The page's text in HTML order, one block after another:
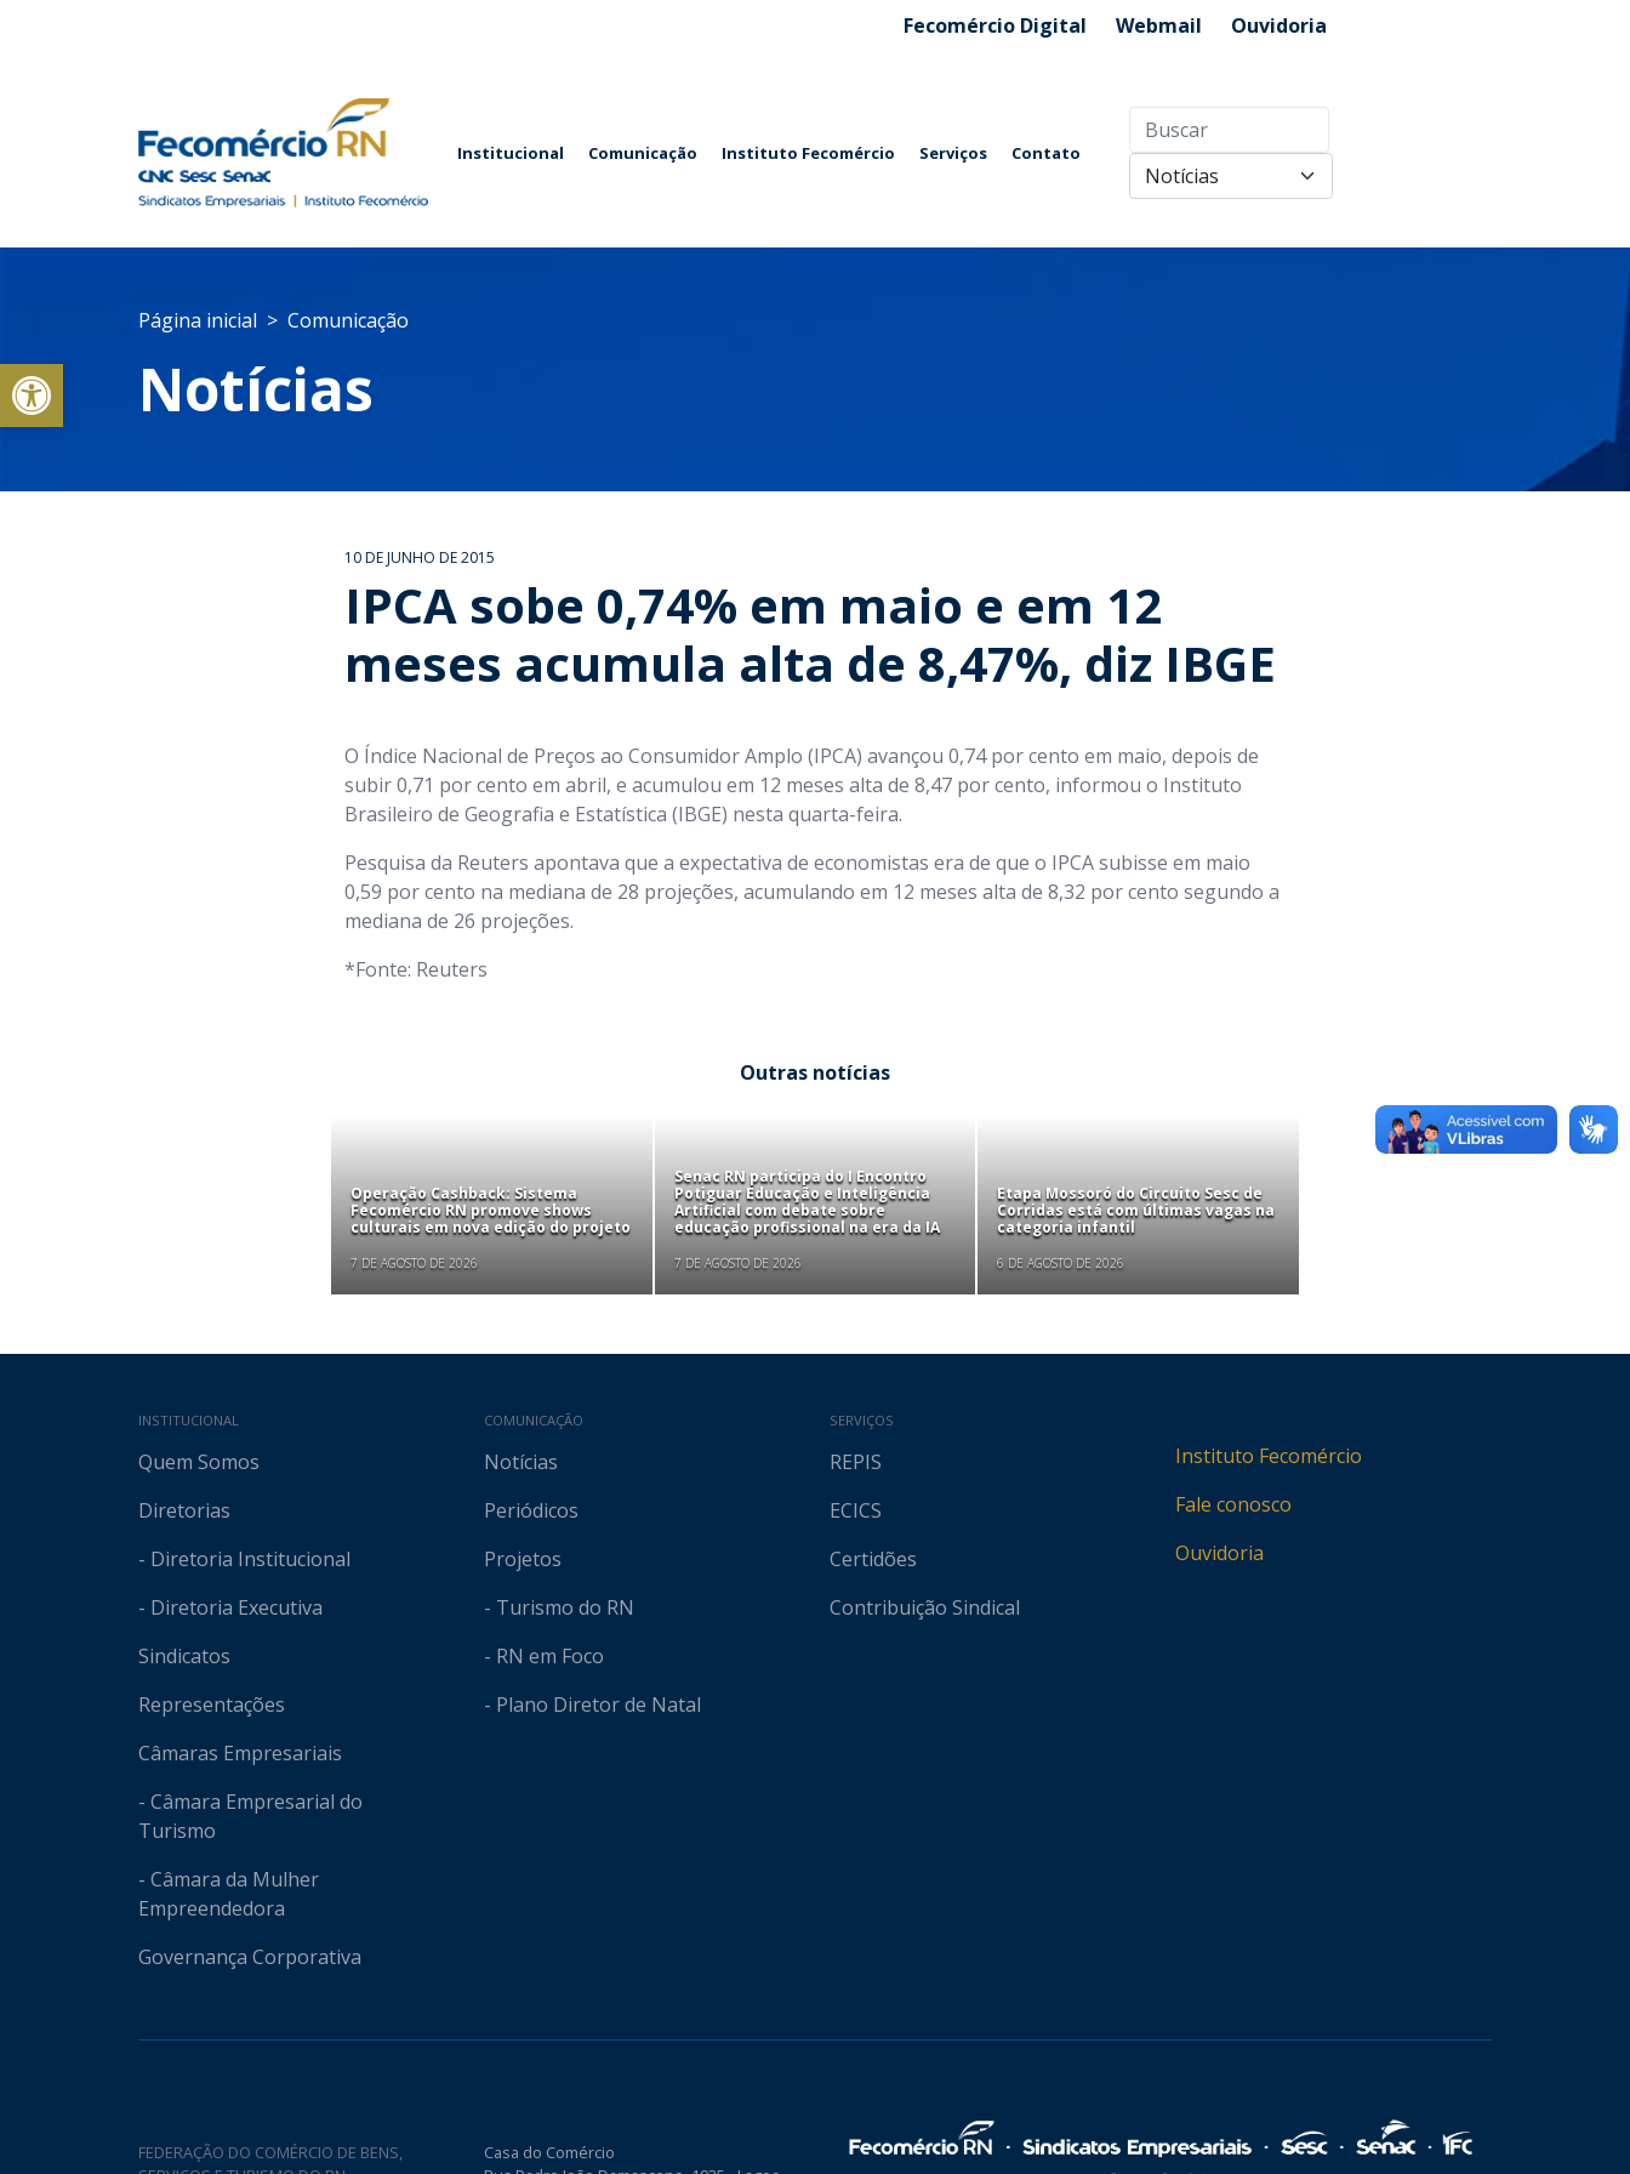
Abrir a barra de ferramentas
Fecomércio Digital Webmail Ouvidoria
Institucional Comunicação Instituto Fecomércio Serviços Contato
Página inicial Comunicação
Notícias
10 DE JUNHO DE 2015
IPCA sobe 0,74% em maio e em 12
meses acumula alta de 8,47%, diz IBGE
O Índice Nacional de Preços ao Consumidor Amplo (IPCA) avançou 0,74 por cento em maio, depois de
subir 0,71 por cento em abril, e acumulou em 12 meses alta de 8,47 por cento, informou o Instituto
Brasileiro de Geografia e Estatística (IBGE) nesta quarta-feira.
Pesquisa da Reuters apontava que a expectativa de economistas era de que o IPCA subisse em maio
0,59 por cento na mediana de 28 projeções, acumulando em 12 meses alta de 8,32 por cento segundo a
mediana de 26 projeções.
*Fonte: Reuters
Outras notícias
Operação Cashback: Sistema
Fecomércio RN promove shows
culturais em nova edição do projeto
7 DE AGOSTO DE 2026
Senac RN participa do I Encontro
Potiguar Educação e Inteligência
Artificial com debate sobre
educação profissional na era da IA
7 DE AGOSTO DE 2026
Etapa Mossoró do Circuito Sesc de
Corridas está com últimas vagas na
categoria infantil
6 DE AGOSTO DE 2026
Mapa do site
INSTITUCIONAL
Quem Somos
Diretorias
- Diretoria Institucional
- Diretoria Executiva
Sindicatos
Representações
Câmaras Empresariais
- Câmara Empresarial do
Turismo
- Câmara da Mulher
Empreendedora
Governança Corporativa
COMUNICAÇÃO
Notícias
Periódicos
Projetos
- Turismo do RN
- RN em Foco
- Plano Diretor de Natal
SERVIÇOS
REPIS
ECICS
Certidões
Contribuição Sindical
Instituto Fecomércio
Fale conosco
Ouvidoria
FEDERAÇÃO DO COMÉRCIO DE BENS,
Casa do Comércio